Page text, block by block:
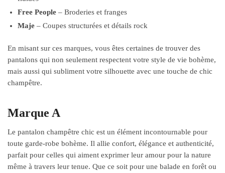
Free People – Broderies et franges
Maje – Coupes structurées et détails rock
En misant sur ces marques, vous êtes certaines de trouver des
pantalons qui non seulement respectent votre style de vie bohème,
mais aussi qui subliment votre silhouette avec une touche de chic
champêtre.
Marque A
Le pantalon champêtre chic est un élément incontournable pour
toute garde-robe bohème. Il allie confort, élégance et authenticité,
parfait pour celles qui aiment exprimer leur amour pour la nature
même à travers leur tenue. Que ce soit pour une balade en forêt ou